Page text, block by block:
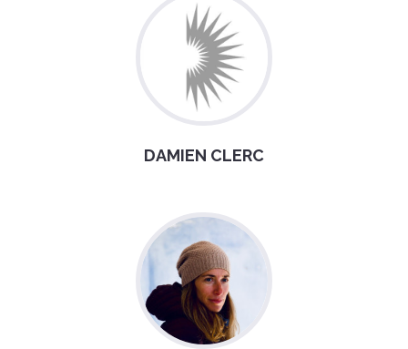
DAMIEN CLERC